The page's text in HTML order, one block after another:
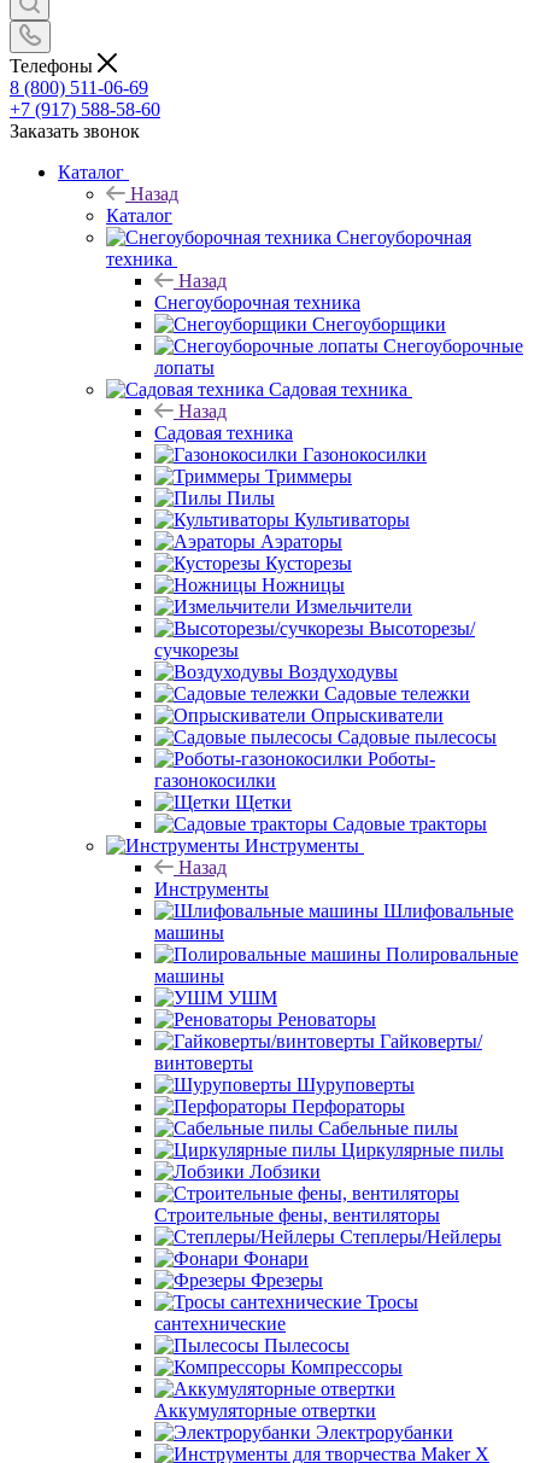
Телефоны
8 (800) 511-06-69
+7 (917) 588-58-60
Заказать звонок
Каталог
Назад
Каталог
Снегоуборочная
техника
Назад
Снегоуборочная техника
Снегоуборщики
Снегоуборочные
лопаты
Садовая техника
Назад
Садовая техника
Газонокосилки
Триммеры
Пилы
Культиваторы
Аэраторы
Кусторезы
Ножницы
Измельчители
Высоторезы/
сучкорезы
Воздуходувы
Садовые тележки
Опрыскиватели
Садовые пылесосы
Роботы-
газонокосилки
Щетки
Садовые тракторы
Инструменты
Назад
Инструменты
Шлифовальные
машины
Полировальные
машины
УШМ
Реноваторы
Гайковерты/
винтоверты
Шуруповерты
Перфораторы
Сабельные пилы
Циркулярные пилы
Лобзики
Строительные фены, вентиляторы
Степлеры/Нейлеры
Фонари
Фрезеры
Тросы
сантехнические
Пылесосы
Компрессоры
Аккумуляторные отвертки
Электрорубанки